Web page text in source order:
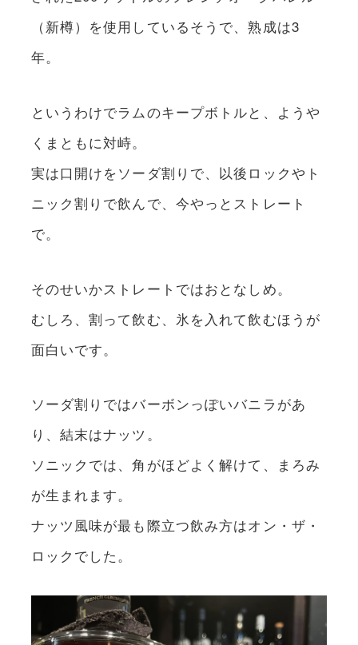
（新樽）を使用しているそうで、熟成は3
年。
というわけでラムのキープボトルと、ようや
くまともに対峙。
実は口開けをソーダ割りで、以後ロックやト
ニック割りで飲んで、今やっとストレート
で。
そのせいかストレートではおとなしめ。
むしろ、割って飲む、氷を入れて飲むほうが
面白いです。
ソーダ割りではバーボンっぽいバニラがあ
り、結末はナッツ。
ソニックでは、角がほどよく解けて、まろみ
が生まれます。
ナッツ風味が最も際立つ飲み方はオン・ザ・
ロックでした。